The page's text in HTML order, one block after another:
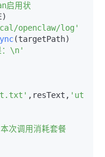
启用状
)
openclaw/log'
(targetPath)
：\n'
,resText, 'utf-
次调用消耗套餐